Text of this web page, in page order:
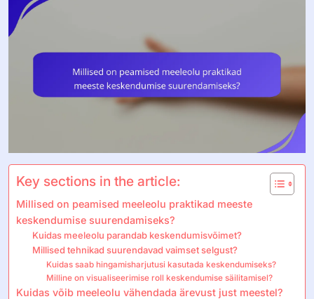
Key sections in the article:
Millised on peamised meeleolu praktikad meeste
keskendumise suurendamiseks?
Kuidas meeleolu parandab keskendumisvõimet?
Millised tehnikad suurendavad vaimset selgust?
Kuidas saab hingamisharjutusi kasutada keskendumiseks?
Milline on visualiseerimise roll keskendumise säilitamisel?
Kuidas võib meeleolu vähendada ärevust just meestel?